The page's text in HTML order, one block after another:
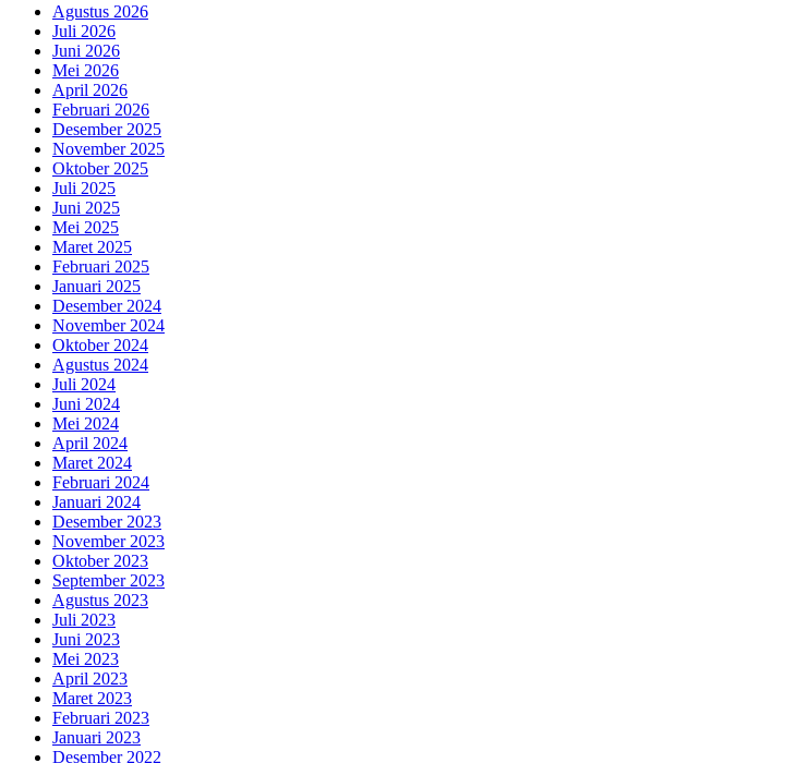
Agustus 2026
Juli 2026
Juni 2026
Mei 2026
April 2026
Februari 2026
Desember 2025
November 2025
Oktober 2025
Juli 2025
Juni 2025
Mei 2025
Maret 2025
Februari 2025
Januari 2025
Desember 2024
November 2024
Oktober 2024
Agustus 2024
Juli 2024
Juni 2024
Mei 2024
April 2024
Maret 2024
Februari 2024
Januari 2024
Desember 2023
November 2023
Oktober 2023
September 2023
Agustus 2023
Juli 2023
Juni 2023
Mei 2023
April 2023
Maret 2023
Februari 2023
Januari 2023
Desember 2022